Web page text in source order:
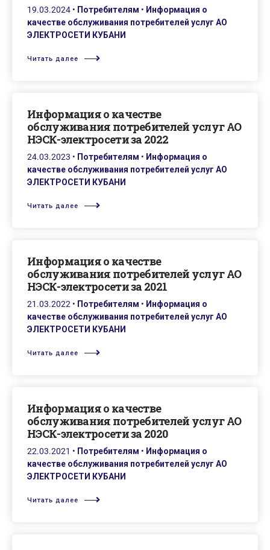
19.03.2024 • Потребителям • Информация о
качестве обслуживания потребителей услуг АО
ЭЛЕКТРОСЕТИ КУБАНИ
Читать далее
Информация о качестве
обслуживания потребителей услуг АО
НЭСК-электросети за 2022
24.03.2023 • Потребителям • Информация о
качестве обслуживания потребителей услуг АО
ЭЛЕКТРОСЕТИ КУБАНИ
Читать далее
Информация о качестве
обслуживания потребителей услуг АО
НЭСК-электросети за 2021
21.03.2022 • Потребителям • Информация о
качестве обслуживания потребителей услуг АО
ЭЛЕКТРОСЕТИ КУБАНИ
Читать далее
Информация о качестве
обслуживания потребителей услуг АО
НЭСК-электросети за 2020
22.03.2021 • Потребителям • Информация о
качестве обслуживания потребителей услуг АО
ЭЛЕКТРОСЕТИ КУБАНИ
Читать далее